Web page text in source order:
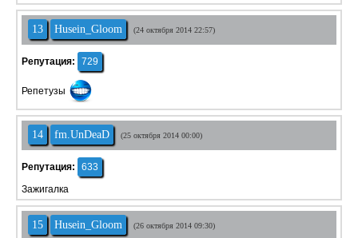
13 Husein_Gloom (24 октября 2014 22:57)
Репутация: 729
Репетузы
14 fm.UnDeaD (25 октября 2014 00:00)
Репутация:
633
Зажигалка
15 Husein_Gloom (26 октября 2014 09:30)